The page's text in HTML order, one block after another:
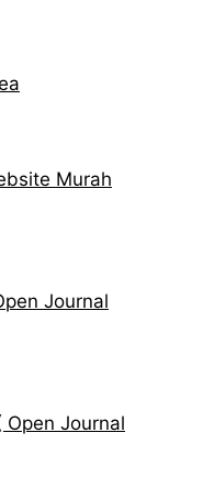
Murah
Journal
Open Journal